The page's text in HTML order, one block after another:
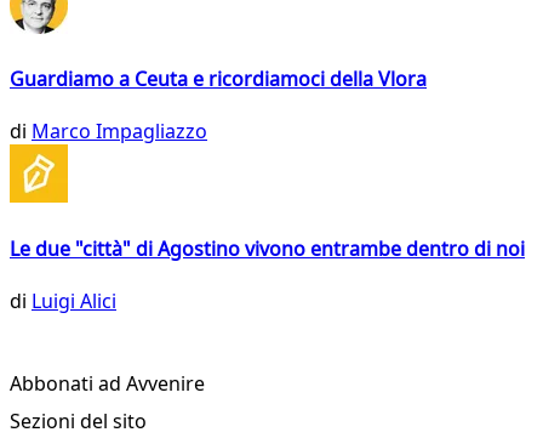
Guardiamo a Ceuta e ricordiamoci della Vlora
di Marco Impagliazzo
Le due "città" di Agostino vivono entrambe dentro di noi
di Luigi Alici
Abbonati ad Avvenire
Sezioni del sito